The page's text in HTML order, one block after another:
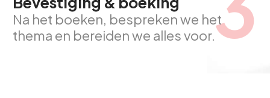
Na het boeken, bespreken we het
thema en bereiden we alles voor.